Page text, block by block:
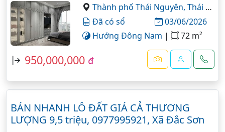
Thành phố Thái Nguyên,Thái Nguyên
Đã có sổ
03/06/2026
Hướng Đông Nam | 72 m²
950,000,000 đ
BÁN NHANH LÔ ĐẤT GIÁ CẢ THƯƠNG
LƯỢNG 9,5 triệu, 0977995921, Xã Đắc Sơn